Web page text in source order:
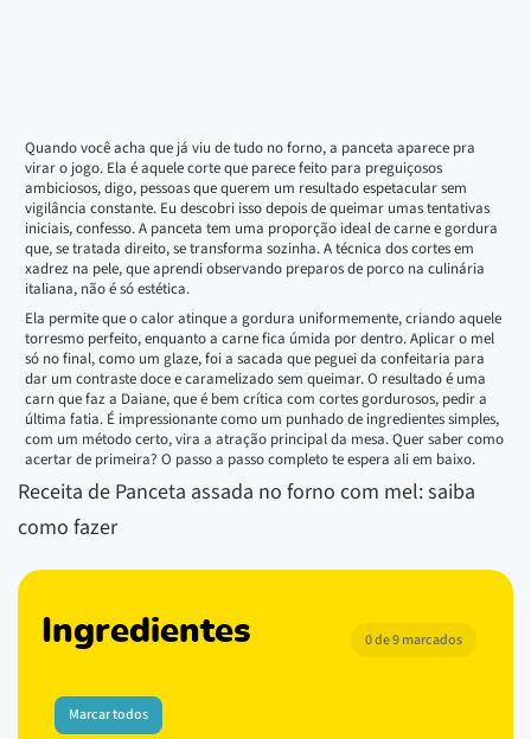
Quando você acha que já viu de tudo no forno, a panceta aparece pra
virar o jogo. Ela é aquele corte que parece feito para preguiçosos
ambiciosos, digo, pessoas que querem um resultado espetacular sem
vigilância constante. Eu descobri isso depois de queimar umas tentativas
iniciais, confesso. A panceta tem uma proporção ideal de carne e gordura
que, se tratada direito, se transforma sozinha. A técnica dos cortes em
xadrez na pele, que aprendi observando preparos de porco na culinária
italiana, não é só estética.
Ela permite que o calor atinque a gordura uniformemente, criando aquele
torresmo perfeito, enquanto a carne fica úmida por dentro. Aplicar o mel
só no final, como um glaze, foi a sacada que peguei da confeitaria para
dar um contraste doce e caramelizado sem queimar. O resultado é uma
carn que faz a Daiane, que é bem crítica com cortes gordurosos, pedir a
última fatia. É impressionante como um punhado de ingredientes simples,
com um método certo, vira a atração principal da mesa. Quer saber como
acertar de primeira? O passo a passo completo te espera ali em baixo.
Receita de Panceta assada no forno com mel: saiba
como fazer
Ingredientes 0 de 9 marcados
Marcar todos